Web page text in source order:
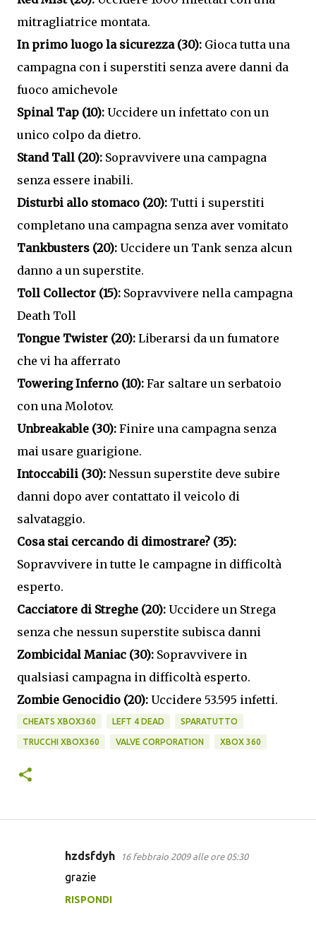
mitragliatrice montata.
In primo luogo la sicurezza (30): Gioca tutta una
campagna con i superstiti senza avere danni da
fuoco amichevole
Spinal Tap (10): Uccidere un infettato con un
unico colpo da dietro.
Stand Tall (20): Sopravvivere una campagna
senza essere inabili.
Disturbi allo stomaco (20): Tutti i superstiti
completano una campagna senza aver vomitato
Tankbusters (20): Uccidere un Tank senza alcun
danno a un superstite.
Toll Collector (15): Sopravvivere nella campagna
Death Toll
Tongue Twister (20): Liberarsi da un fumatore
che vi ha afferrato
Towering Inferno (10): Far saltare un serbatoio
con una Molotov.
Unbreakable (30): Finire una campagna senza
mai usare guarigione.
Intoccabili (30): Nessun superstite deve subire
danni dopo aver contattato il veicolo di
salvataggio.
Cosa stai cercando di dimostrare? (35):
Sopravvivere in tutte le campagne in difficoltà
esperto.
Cacciatore di Streghe (20): Uccidere un Strega
senza che nessun superstite subisca danni
Zombicidal Maniac (30): Sopravvivere in
qualsiasi campagna in difficoltà esperto.
Zombie Genocidio (20): Uccidere 53.595 infetti.
CHEATS XBOX360 LEFT 4 DEAD SPARATUTTO
TRUCCHI XBOX360 VALVE CORPORATION XBOX 360
hzdsfdyh 16 febbraio 2009 alle ore 05:30
grazie
RISPONDI